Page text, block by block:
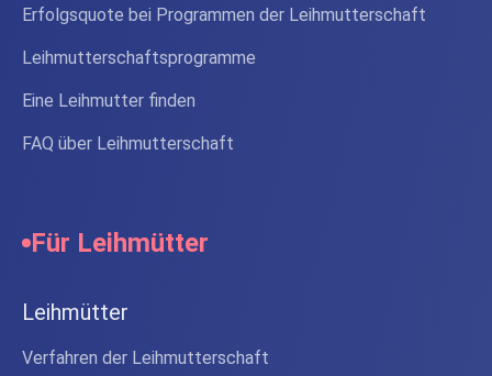
Erfolgsquote bei Programmen der Leihmutterschaft
Leihmutterschaftsprogramme
Eine Leihmutter finden
FAQ über Leihmutterschaft
Für Leihmütter
Leihmütter
Verfahren der Leihmutterschaft